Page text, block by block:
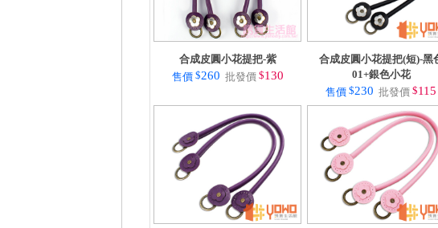
合成皮圓小花提把-紫
售價 $260 批發價 $130
合成皮圓小花提把(短)-黑
01+銀色小花
售價 $230 批發價 $115